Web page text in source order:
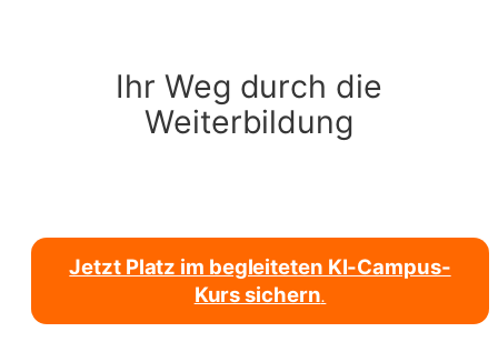
Ihr Weg durch die
Weiterbildung
Jetzt Platz im begleiteten KI-Campus-
Kurs sichern.